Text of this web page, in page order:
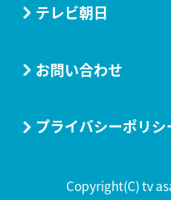
テレビ朝日
お問い合わせ
プライバシーポリシ
Copyright(C) tv